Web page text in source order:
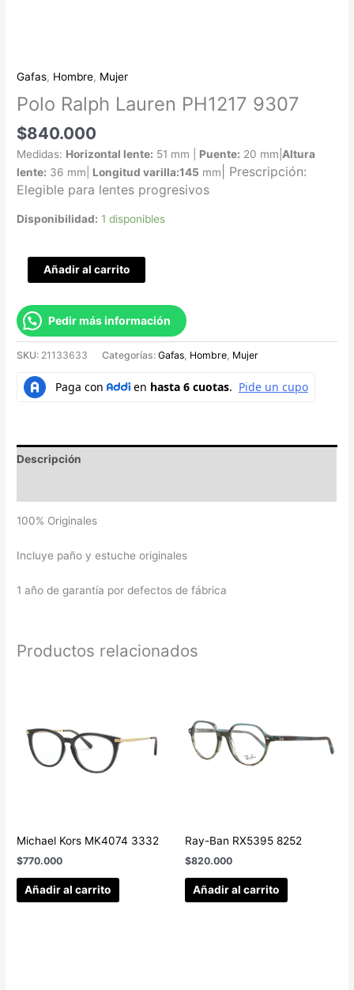
Gafas, Hombre, Mujer
Polo Ralph Lauren PH1217 9307
$840.000
Medidas: Horizontal lente: 51 mm | Puente: 20 mm| Altura
lente: 36 mm| Longitud varilla:145 mm
Prescripción:
Elegible para lentes progresivos
Disponibilidad: 1 disponibles
Añadir al carrito
Pedir más información
SKU: 21133633 Categorías:Gafas Hombre Mujer
Descripción
100% Originales
Incluye paño y estuche originales
1 año de garantía por defectos de fábrica
Productos relacionados
Michael Kors MK4074 3332
$770.000
Añadir al carrito
Ray-Ban RX5395 8252
$820.000
Añadir al carrito